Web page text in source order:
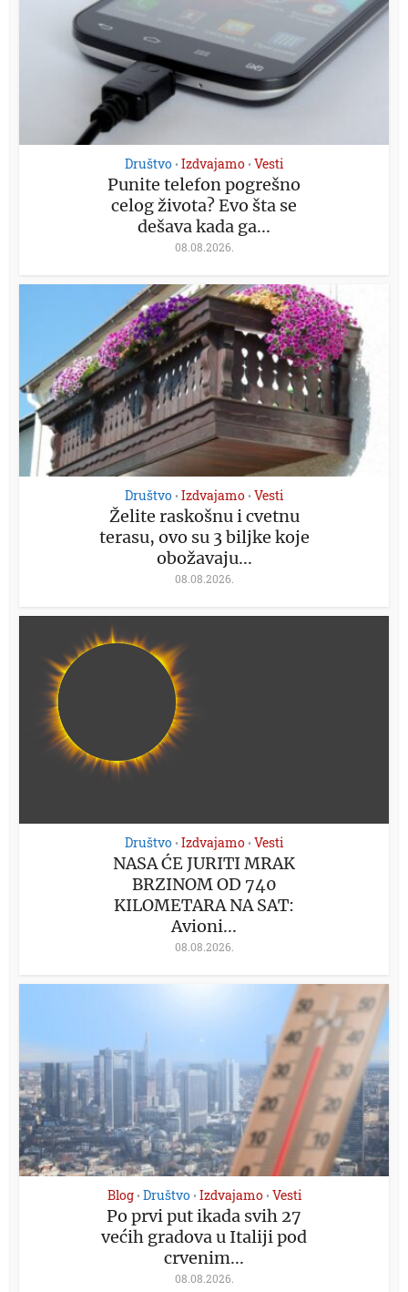
Društvo • Izdvajamo • Vesti
Punite telefon pogrešno
celog života? Evo šta se
dešava kada ga...
08.08.2026.
Društvo • Izdvajamo • Vesti
Želite raskošnu i cvetnu
terasu, ovo su 3 biljke koje
obožavaju...
08.08.2026.
Društvo • Izdvajamo • Vesti
NASA ĆE JURITI MRAK
BRZINOM OD 740
KILOMETARA NA SAT:
Avioni...
08.08.2026.
Blog • Društvo • Izdvajamo • Vesti
Po prvi put ikada svih 27
većih gradova u Italiji pod
crvenim...
08.08.2026.